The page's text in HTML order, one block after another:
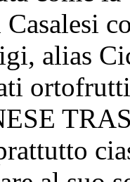
alias